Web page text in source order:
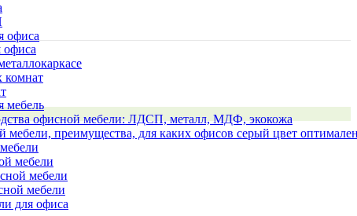
офиса
комнат
мебель
офисной мебели: ЛДСП, металл, МДФ, экокожа
мебели, преимущества, для каких офисов серый цвет
мебели
мебели
мебели
для офиса